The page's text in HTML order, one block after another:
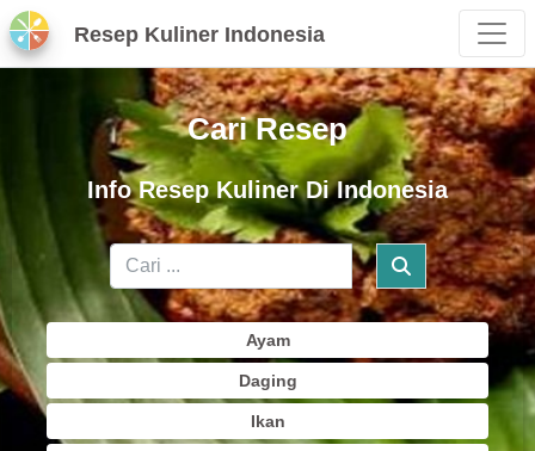
Resep Kuliner Indonesia
Cari Resep
Info Resep Kuliner Di Indonesia
Ayam
Daging
Ikan